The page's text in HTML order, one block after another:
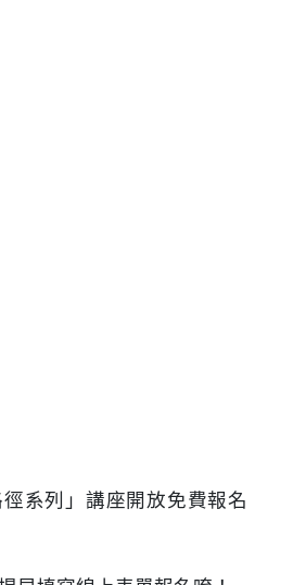
徑系列」講座開放免費報名